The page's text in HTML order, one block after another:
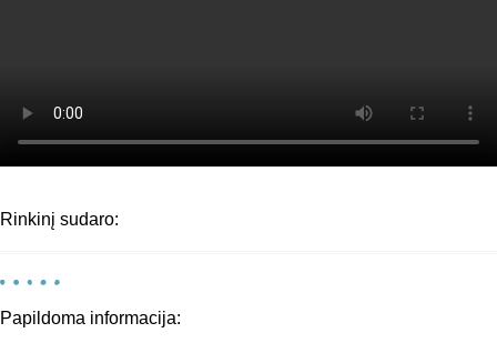
Rinkinį sudaro:
Papildoma informacija: